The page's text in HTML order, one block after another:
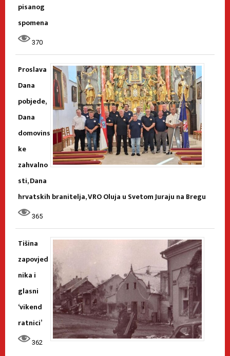
pisanog
spomena
370
Proslava
Dana
pobjede,
Dana
domovins
ke
zahvalno
sti, Dana
hrvatskih branitelja, VRO Oluja u Svetom Juraju na Bregu
365
Tišina
zapovjed
nika i
glasni
‘vikend
ratnici’
362